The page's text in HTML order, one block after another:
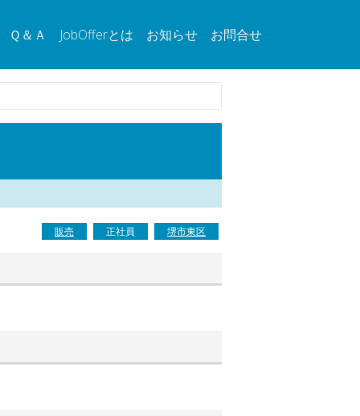
Ｑ＆Ａ JobOfferとは お知らせ お問合せ
販売 正社員 堺市東区